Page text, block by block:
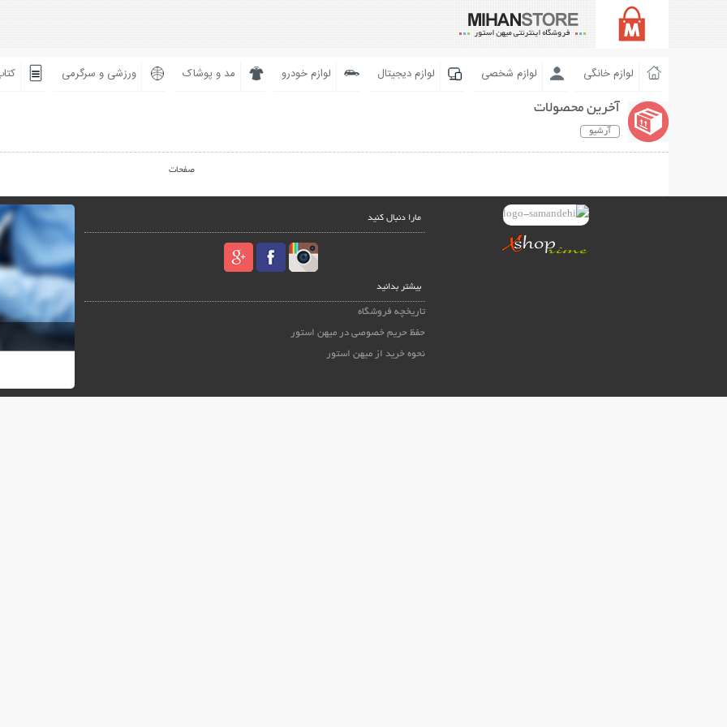
لوازم خانگی لوازم شخصی لوازم دیجیتال لوازم خودرو مد و پوشاک ورزشی و سرگرمی
آخرین محصولات
آرشیو
صفحات
مارا دنبال کنید
بیشتر بدانید
تاریخچه فروشگاه
حفظ حریم خصوصی در میهن استور
نحوه خرید از میهن استور